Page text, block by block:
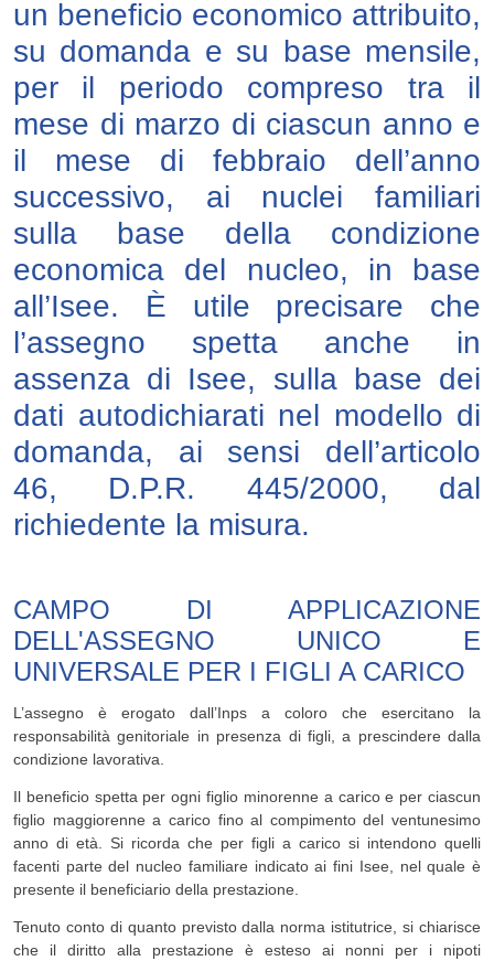
un beneficio economico attribuito,
su domanda e su base mensile,
per il periodo compreso tra il
mese di marzo di ciascun anno e
il mese di febbraio dell’anno
successivo, ai nuclei familiari
sulla base della condizione
economica del nucleo, in base
all’Isee. È utile precisare che
l’assegno spetta anche in
assenza di Isee, sulla base dei
dati autodichiarati nel modello di
domanda, ai sensi dell’articolo
46, D.P.R. 445/2000, dal
richiedente la misura.
CAMPO DI APPLICAZIONE
DELL'ASSEGNO UNICO E
UNIVERSALE PER I FIGLI A CARICO
L’assegno è erogato dall’Inps a coloro che esercitano la
responsabilità genitoriale in presenza di figli, a prescindere dalla
condizione lavorativa.
Il beneficio spetta per ogni figlio minorenne a carico e per ciascun
figlio maggiorenne a carico fino al compimento del ventunesimo
anno di età. Si ricorda che per figli a carico si intendono quelli
facenti parte del nucleo familiare indicato ai fini Isee, nel quale è
presente il beneficiario della prestazione.
Tenuto conto di quanto previsto dalla norma istitutrice, si chiarisce
che il diritto alla prestazione è esteso ai nonni per i nipoti